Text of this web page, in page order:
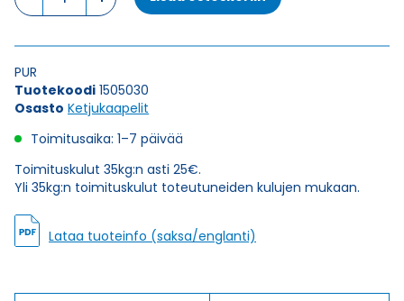
KAWEFLEX
SK-
PUR
UL/CSA
8X2X0,5
määrä
PUR
Tuotekoodi 1505030
Osasto Ketjukaapelit
Toimitusaika: 1–7 päivää
Toimituskulut 35kg:n asti 25€.
Yli 35kg:n toimituskulut toteutuneiden kulujen mukaan.
Lataa tuoteinfo (saksa/englanti)